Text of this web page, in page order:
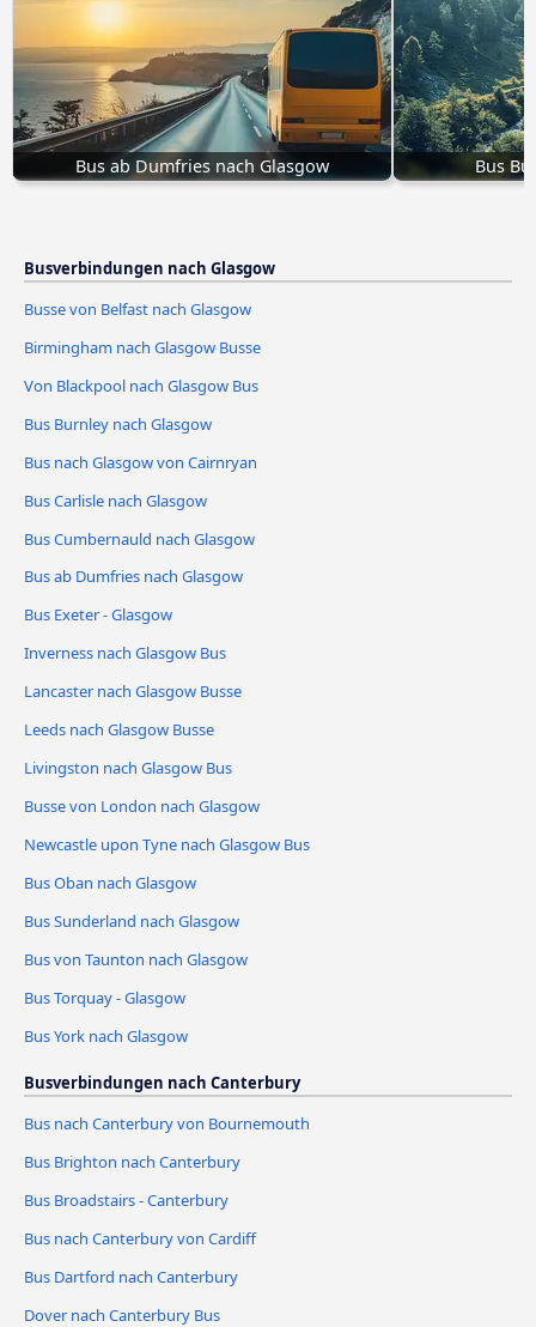
Bus ab Dumfries nach Glasgow Bus
Busverbindungen nach Glasgow
Busse von Belfast nach Glasgow
Birmingham nach Glasgow Busse
Von Blackpool nach Glasgow Bus
Bus Burnley nach Glasgow
Bus nach Glasgow von Cairnryan
Bus Carlisle nach Glasgow
Bus Cumbernauld nach Glasgow
Bus ab Dumfries nach Glasgow
Bus Exeter - Glasgow
Inverness nach Glasgow Bus
Lancaster nach Glasgow Busse
Leeds nach Glasgow Busse
Livingston nach Glasgow Bus
Busse von London nach Glasgow
Newcastle upon Tyne nach Glasgow Bus
Bus Oban nach Glasgow
Bus Sunderland nach Glasgow
Bus von Taunton nach Glasgow
Bus Torquay - Glasgow
Bus York nach Glasgow
Busverbindungen nach Canterbury
Bus nach Canterbury von Bournemouth
Bus Brighton nach Canterbury
Bus Broadstairs - Canterbury
Bus nach Canterbury von Cardiff
Bus Dartford nach Canterbury
Dover nach Canterbury Bus